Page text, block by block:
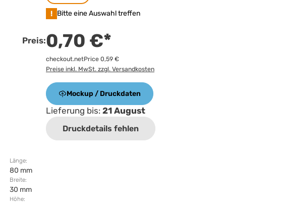
! Bitte eine Auswahl treffen
Preis:0,70 €*
checkout.netPrice 0,59 €
Preise inkl. MwSt. zzgl. Versandkosten
Mockup / Druckdaten
Lieferung bis: 21 August
Druckdetails fehlen
Länge:
80 mm
Breite:
30 mm
Höhe: